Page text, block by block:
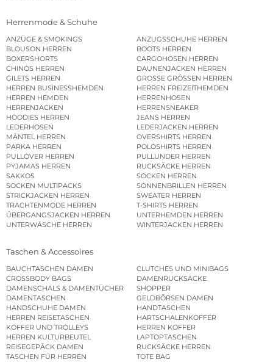
Herrenmode & Schuhe
ANZÜGE & SMOKINGS
ANZUGSSCHUHE HERREN
BLOUSON HERREN
BOOTS HERREN
BOXERSHORTS
CARGOHOSEN HERREN
CHINOS HERREN
DAUNENJACKEN HERREN
GILETS HERREN
GROSSE GRÖSSEN HERREN
HERREN BUSINESSHEMDEN
HERREN FREIZEITHEMDEN
HERREN HEMDEN
HERRENHOSEN
HERRENJACKEN
HERRENSNEAKER
HOODIES HERREN
JEANS HERREN
LEDERHOSEN
LEDERJACKEN HERREN
MÄNTEL HERREN
OVERSHIRTS HERREN
PARKA HERREN
POLOSHIRTS HERREN
PULLOVER HERREN
PULLUNDER HERREN
PYJAMAS HERREN
RUCKSÄCKE HERREN
SAKKOS
SOCKEN HERREN
SOCKEN MULTIPACKS
SONNENBRILLEN HERREN
STRICKJACKEN HERREN
SWEATER HERREN
TRACHTENMODE HERREN
T-SHIRTS HERREN
ÜBERGANGSJACKEN HERREN
UNTERHEMDEN HERREN
UNTERWÄSCHE HERREN
WINTERJACKEN HERREN
Taschen & Accessoires
BAUCHTASCHEN DAMEN
CLUTCHES UND MINIBAGS
CROSSBODY BAGS
DAMENRUCKSÄCKE
DAMENSCHALS & DAMENTÜCHER
SHOPPER
DAMENTASCHEN
GELDBÖRSEN DAMEN
HANDSCHUHE DAMEN
HANDTASCHEN
HERREN REISETASCHEN
HARTSCHALENKOFFER
KOFFER UND TROLLEYS
HERREN KOFFER
HERREN KULTURBEUTEL
LAPTOPTASCHEN
REISEGEPÄCK DAMEN
RUCKSÄCKE HERREN
TASCHEN FÜR HERREN
TOTE BAG